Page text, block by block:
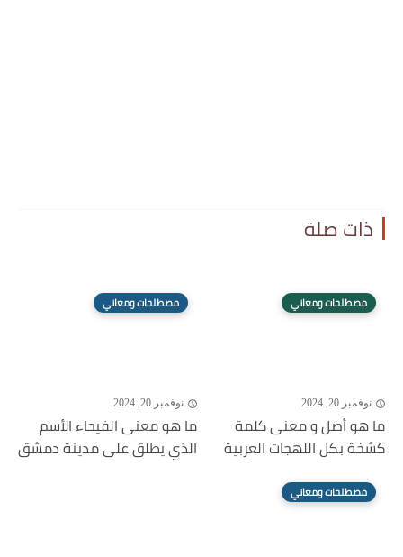
ذات صلة
مصطلحات ومعاني
نوفمبر 20, 2024
ما هو أصل و معنى كلمة
كشخة بكل اللهجات العربية
مصطلحات ومعاني
نوفمبر 20, 2024
ما هو معنى الفيحاء الأسم
الذي يطلق على مدينة دمشق
مصطلحات ومعاني